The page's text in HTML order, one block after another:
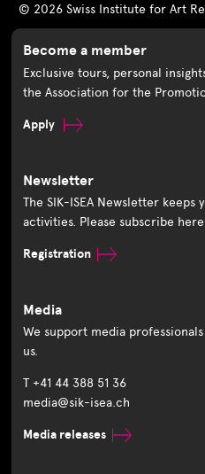
© 2026 Swiss Institute for Art
Become a member
Exclusive tours, personal
the Association for the
Apply
Newsletter
The SIK-ISEA Newsletter
activities. Please subscribe
Registration
Media
We support media
us.
T +41 44 388 51 36
media@sik-isea.ch
Media releases